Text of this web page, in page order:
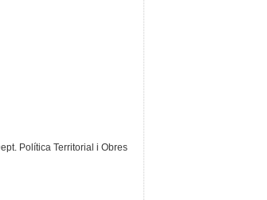
Política Territorial i Obres